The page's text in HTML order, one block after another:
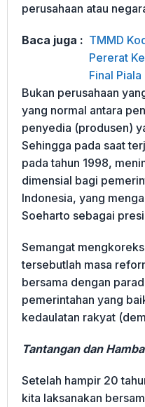
perusahaan atau
Baca juga : TMMD
Pererat
Final
Bukan perusahaan
yang normal antara
penyedia (produsen)
Sehingga pada saat
pada tahun 1998,
dimensial bagi
Indonesia, yang
Soeharto sebagai
Semangat
tersebutlah masa
bersama dengan
pemerintahan yang
kedaulatan rakyat
Tantangan dan
Setelah hampir 20
kita laksanakan